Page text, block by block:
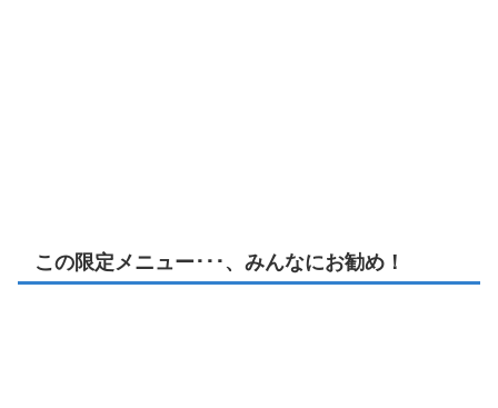
この限定メニュー･･･、みんなにお勧め！